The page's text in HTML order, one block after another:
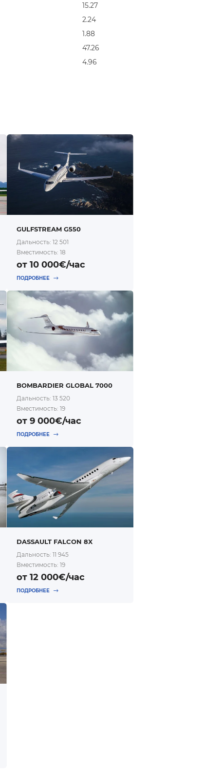
15.27
2.24
1.88
47.26
4.96
GULFSTREAM G550
Дальность: 12 501
Вместимость: 18
от 10 000€/час
ПОДРОБНЕЕ
BOMBARDIER GLOBAL 7000
Дальность: 13 520
Вместимость: 19
от 9 000€/час
ПОДРОБНЕЕ
DASSAULT FALCON 8X
Дальность: 11 945
Вместимость: 19
от 12 000€/час
ПОДРОБНЕЕ